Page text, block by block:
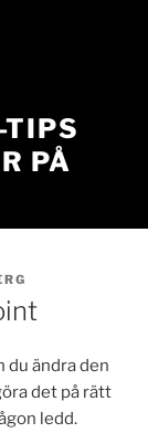
PÅ
du ändra den
det på rätt
ledd.